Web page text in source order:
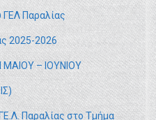
Παραλίας
2025-2026
– ΙΟΥΝΙΟΥ
Παραλίας στο Τμήμα